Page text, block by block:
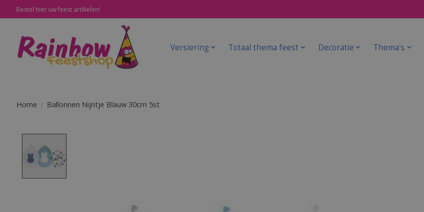
Bestel hier uw feest artikelen!
Versiering Totaal thema feest Decoratie Thema's
Home / Ballonnen Nijntje Blauw 30cm 5st